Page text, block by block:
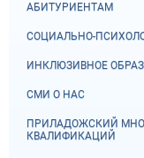
АБИТУРИЕНТАМ
СОЦИАЛЬНО-
ИНКЛЮЗИВНОЕ
СМИ О НАС
ПРИЛАДОЖСКИЙ
КВАЛИФИКАЦИЙ